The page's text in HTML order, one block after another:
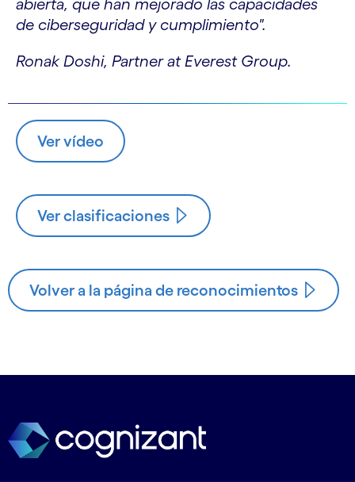
abierta, que han mejorado las capacidades
de ciberseguridad y cumplimiento".
Ronak Doshi, Partner at Everest Group.
Ver vídeo
Ver clasificaciones
Volver a la página de reconocimientos